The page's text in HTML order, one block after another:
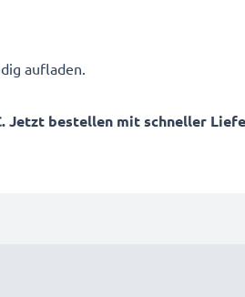
aufladen.
Jetzt bestellen mit schneller